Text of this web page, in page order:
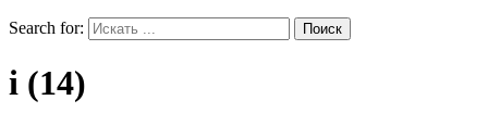
Search for:
i (14)